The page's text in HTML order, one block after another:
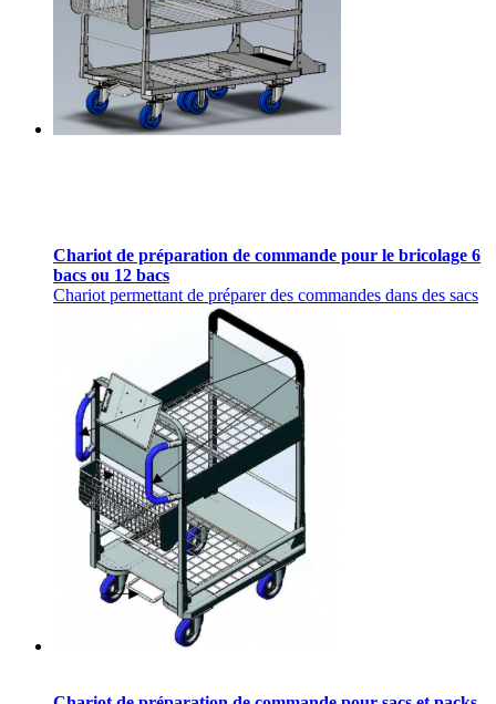
Chariot de préparation de commande pour le bricolage 6
bacs ou 12 bacs
Chariot permettant de préparer des commandes dans des sacs